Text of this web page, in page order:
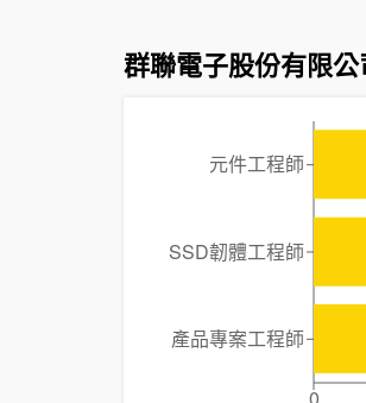
群聯電子股份有限
元件工程師
SSD韌體工程師
產品專案工程師